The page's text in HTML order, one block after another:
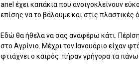
anel έχει καπάκια που ανοιγοκλείνουν
επίσης να το βάλουμε και στις
Εδώ θα ήθελα να σας αναφέρω κάτι.
στο Αγρίνιο. Μέχρι τον Ιανουάριο είχαν
φτιάχνει ο καιρός πήραν γρήγορα τα